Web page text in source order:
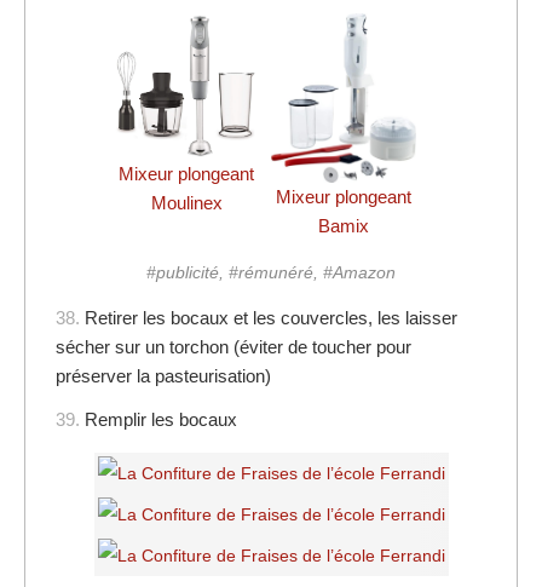
Mixeur plongeant
Moulinex
Mixeur plongeant
Bamix
#publicité, #rémunéré, #Amazon
38. Retirer les bocaux et les couvercles, les laisser
sécher sur un torchon (éviter de toucher pour
préserver la pasteurisation)
39. Remplir les bocaux